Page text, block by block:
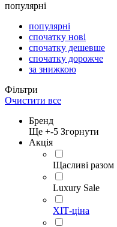
популярні
популярні
спочатку нові
спочатку дешевше
спочатку дорожче
за знижкою
Фільтри
Очистити все
Бренд
Ще +-5 Згорнути
Акція
Щасливі разом
Luxury Sale
ХІТ-ціна